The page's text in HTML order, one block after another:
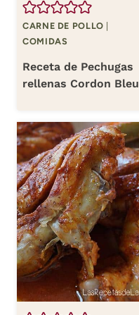
CARNE DE POLLO
COMIDAS
Receta de Pechugas
rellenas Cordon Bleu